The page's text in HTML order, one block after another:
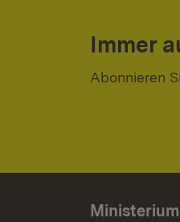
Immer
Abonnieren
Ministerium